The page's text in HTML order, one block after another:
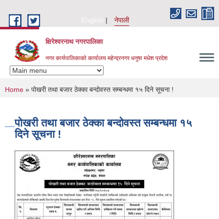
English
नेपाली
क्षिरेश्वरनाथ नगरपालिका
नगर कार्यपालिकाको कार्यालय महेन्द्रनगर धनुषा मधेश प्रदेश
You are here
Home » पोखरी तथा बजार ठेक्का बन्दोवस्त सम्बन्धमा १५ दिने सूचना !
पोखरी तथा बजार ठेक्का बन्दोवस्त सम्बन्धमा १५
दिने सूचना !